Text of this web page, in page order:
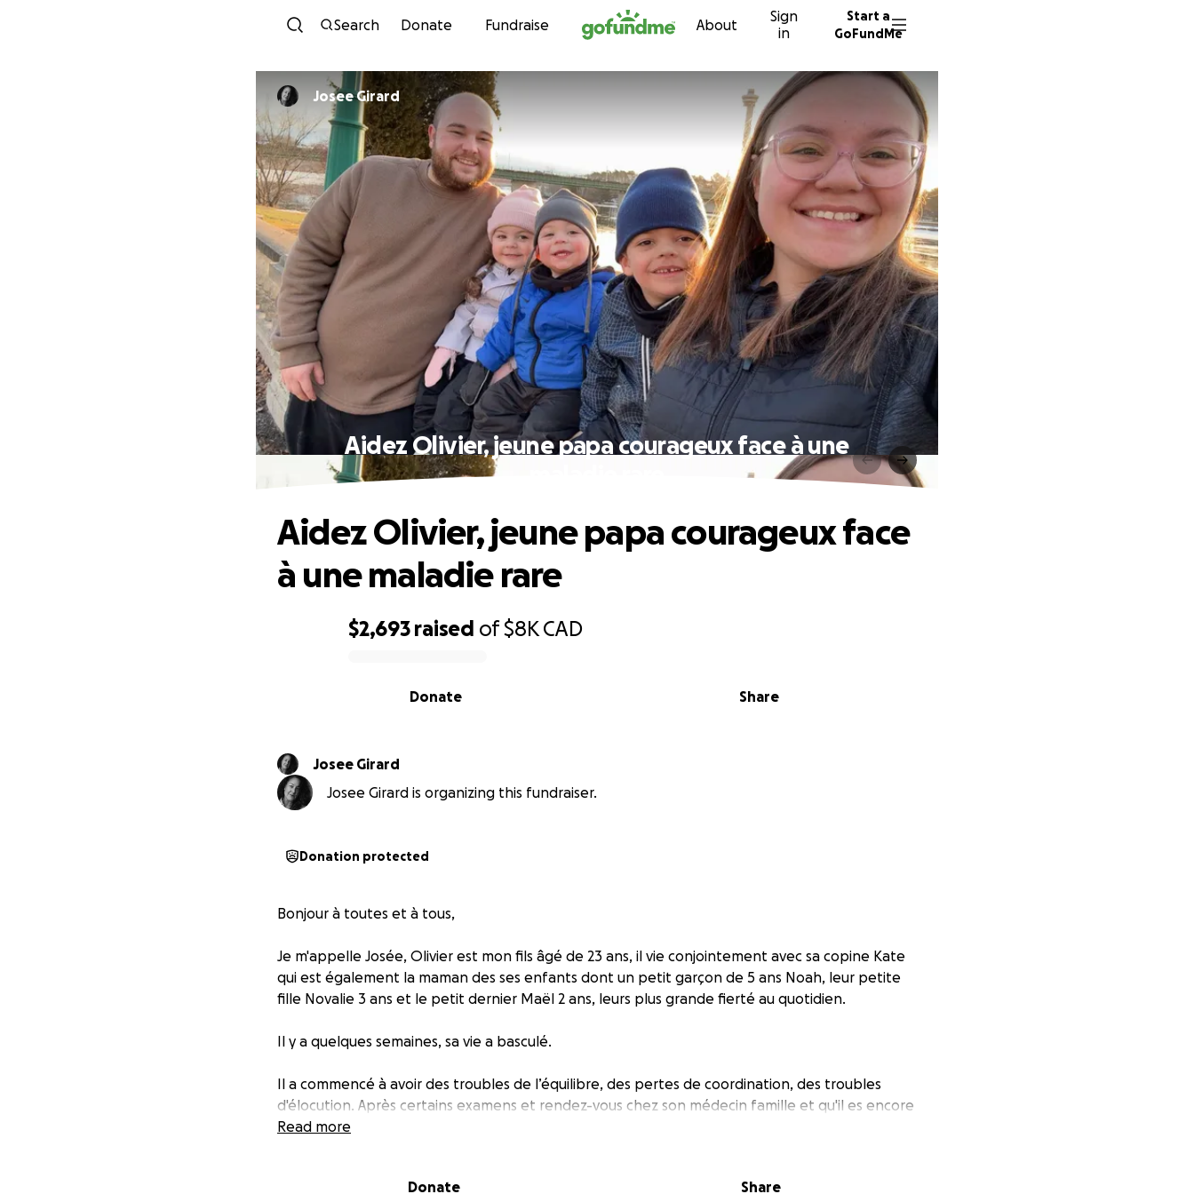
Skip to content
Search Donate Fundraise About
Sign
in
Start a
GoFundMe
Josee Girard
Aidez Olivier, jeune papa courageux face à une
$2,693 raised of$8K CAD
Share
Donate
Aidez Olivier, jeune papa courageux face
à une maladie rare
Josee Girard
Josee Girard is organizing this fundraiser.
Donation protected
Bonjour à toutes et à tous,
Je m'appelle Josée, Olivier est mon fils âgé de 23 ans, il vie conjointement avec sa copine Kate
qui est également la maman des ses enfants dont un petit garçon de 5 ans Noah, leur petite
fille Novalie 3 ans et le petit dernier Maël 2 ans, leurs plus grande fierté au quotidien.
Il y a quelques semaines, sa vie a basculé.
Il a commencé à avoir des troubles de l’équilibre, des pertes de coordination, des troubles
d'élocution. Après certains examens et rendez-vous chez son médecin famille et qu'il es encore
en attente de rencontrer son neurologue, malgré tout le verdict est tombés:
Read more
Donate Share